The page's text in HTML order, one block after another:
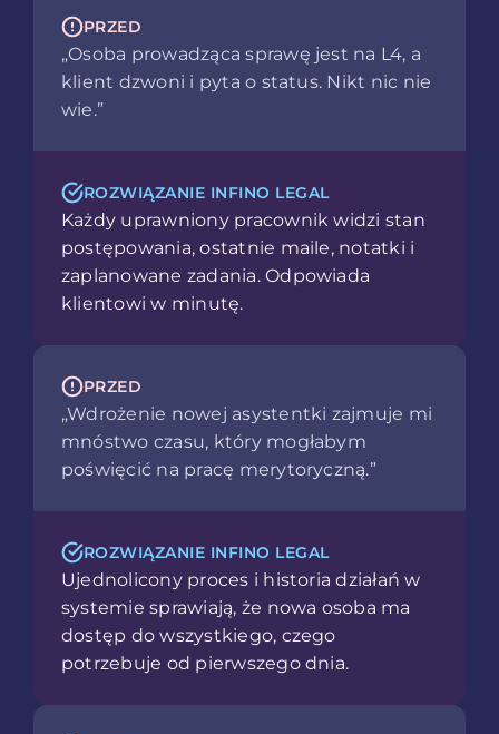
PRZED
„Osoba prowadząca sprawę jest na L4, a
klient dzwoni i pyta o status. Nikt nic nie
wie.”
ROZWIĄZANIE INFINO LEGAL
Każdy uprawniony pracownik widzi stan
postępowania, ostatnie maile, notatki i
zaplanowane zadania. Odpowiada
klientowi w minutę.
PRZED
„Wdrożenie nowej asystentki zajmuje mi
mnóstwo czasu, który mogłabym
poświęcić na pracę merytoryczną.”
ROZWIĄZANIE INFINO LEGAL
Ujednolicony proces i historia działań w
systemie sprawiają, że nowa osoba ma
dostęp do wszystkiego, czego
potrzebuje od pierwszego dnia.